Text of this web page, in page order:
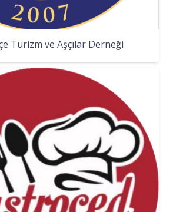
Turizm ve Aşçılar Derneği